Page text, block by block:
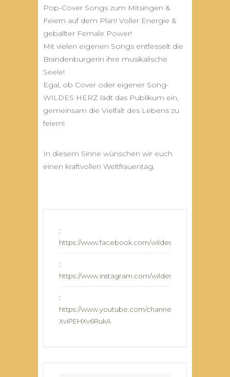
Pop-Cover Songs zum Mitsingen &
Feiern auf dem Plan! Voller Energie &
geballter Female Power!
Mit vielen eigenen Songs entfesselt die
Brandenburgerin ihre musikalische
Seele!
Egal, ob Cover oder eigener Song-
WILDES HERZ lädt das Publikum ein,
gemeinsam die Vielfalt des Lebens zu
feiern!
In diesem Sinne wünschen wir euch
einen kraftvollen Weltfrauentag.
:
https://www.facebook.com/wildesherzmusik/
:
https://www.instagram.com/wildesherzmusik/
:
https://www.youtube.com/channel/UCrXuvUrr1-
XviPEHXv6RukA